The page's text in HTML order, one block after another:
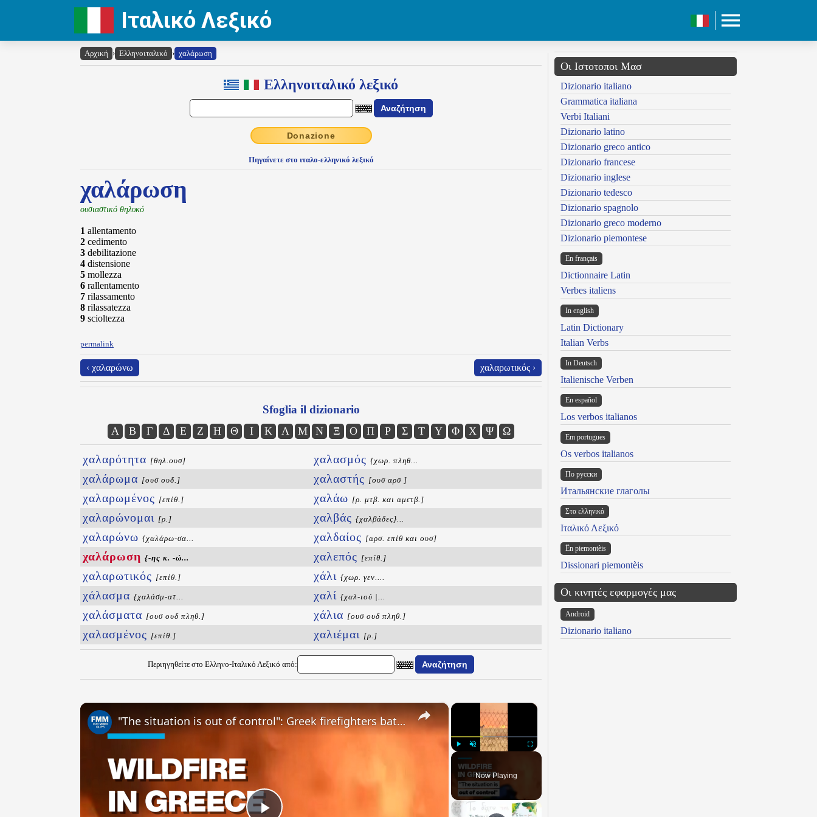
Ιταλικό Λεξικό
Αρχική › Ελληνοιταλικό › χαλάρωση
Ελληνοιταλικό λεξικό
Donazione
Πηγαίνετε στο ιταλο-ελληνικό λεξικό
χαλάρωση
ουσιαστικό θηλυκό
1 allentamento
2 cedimento
3 debilitazione
4 distensione
5 mollezza
6 rallentamento
7 rilassamento
8 rilassatezza
9 scioltezza
permalink
‹ χαλαρώνω χαλαρωτικός ›
Sfoglia il dizionario
Α Β Γ Δ Ε Ζ Η Θ Ι Κ Λ Μ Ν Ξ Ο Π Ρ Σ Τ Υ Φ Χ Ψ Ω
χαλαρότητα [θηλ.ουσ]
χαλάρωμα [ουσ ουδ.]
χαλαρωμένος [επίθ.]
χαλαρώνομαι [ρ.]
χαλαρώνω {χαλάρω-σα...
χαλάρωση {-ης κ. -ώ...
χαλαρωτικός [επίθ.]
χάλασμα {χαλάσμ-ατ...
χαλάσματα [ουσ ουδ πληθ.]
χαλασμένος [επίθ.]
χαλασμός {χωρ. πληθ...
χαλαστής [ουσ αρσ ]
χαλάω [ρ. μτβ. και αμετβ.]
χαλβάς {χαλβάδες}...
χαλδαίος [αρσ. επίθ και ουσ]
χαλεπός [επίθ.]
χάλι {χωρ. γεν....
χαλί {χαλ-ιού |...
χάλια [ουσ ουδ πληθ.]
χαλιέμαι [ρ.]
Περιηγηθείτε στο Ελληνο-Ιταλικό Λεξικό από:
×
Play Fullscreen
Now Playing
×
"The situation is out of control": Greek firefighters battle wildfire for fourth day
Οι Ιστοτοποι Μασ
Dizionario italiano
Grammatica italiana
Verbi Italiani
Dizionario latino
Dizionario greco antico
Dizionario francese
Dizionario inglese
Dizionario tedesco
Dizionario spagnolo
Dizionario greco moderno
Dizionario piemontese
En français
Dictionnaire Latin
Verbes italiens
In english
Latin Dictionary
Italian Verbs
In Deutsch
Italienische Verben
En español
Los verbos italianos
Em portugues
Os verbos italianos
По русски
Итальянские глаголы
Στα ελληνικά
Ιταλικό Λεξικό
Ën piemontèis
Dissionari piemontèis
Οι κινητές εφαρμογές μας
Android
Dizionario italiano